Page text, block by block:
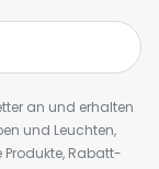
an und erhalten
und Leuchten,
Rabatt-